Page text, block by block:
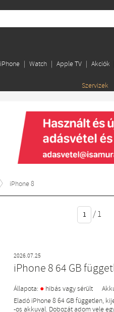
iPhone Watch Apple TV Akciók
Szervizek
iPhone 8
/1
2026.07.25
iPhone 8 64 GB
Állapota: ● hibás vagy sérült
Eladó iPhone 8 64 GB független,
-os akkuval. Dobozát adom vele